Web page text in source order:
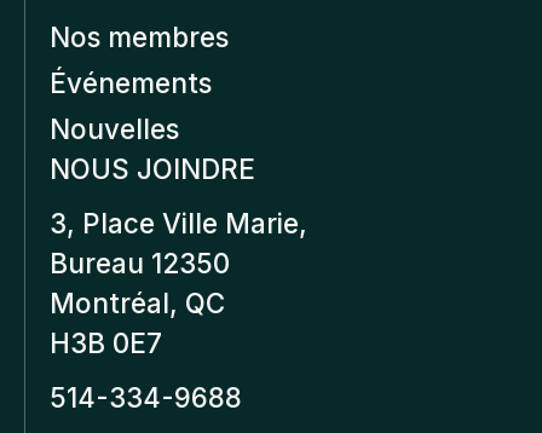
Nos membres
Événements
Nouvelles
NOUS JOINDRE
3, Place Ville Marie,
Bureau 12350
Montréal, QC
H3B 0E7
514-334-9688